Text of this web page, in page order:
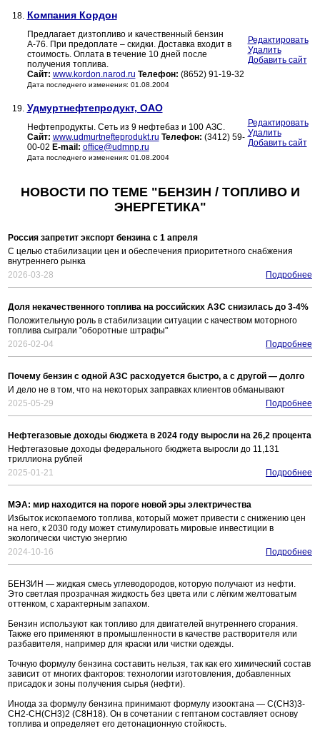
18. Компания Кордон
Предлагает дизтопливо и качественный бензин
А-76. При предоплате – скидки. Доставка входит в
стоимость. Оплата в течение 10 дней после
получения топлива.
Сайт: www.kordon.narod.ru Телефон: (8652) 91-19-32
Дата последнего изменения: 01.08.2004
Редактировать
Удалить
Добавить сайт
19. Удмуртнефтепродукт, ОАО
Нефтепродукты. Сеть из 9 нефтебаз и 100 АЗС.
Сайт: www.udmurtnefteprodukt.ru Телефон: (3412) 59-
00-02 E-mail: office@udmnp.ru
Дата последнего изменения: 01.08.2004
Редактировать
Удалить
Добавить сайт
НОВОСТИ ПО ТЕМЕ "БЕНЗИН / ТОПЛИВО И
ЭНЕРГЕТИКА"
Россия запретит экспорт бензина с 1 апреля
С целью стабилизации цен и обеспечения приоритетного снабжения
внутреннего рынка
2026-03-28
Подробнее
Доля некачественного топлива на российских АЗС снизилась до 3-4%
Положительную роль в стабилизации ситуации с качеством моторного
топлива сыграли "оборотные штрафы"
2026-02-04
Подробнее
Почему бензин с одной АЗС расходуется быстро, а с другой — долго
И дело не в том, что на некоторых заправках клиентов обманывают
2025-05-29
Подробнее
Нефтегазовые доходы бюджета в 2024 году выросли на 26,2 процента
Нефтегазовые доходы федерального бюджета выросли до 11,131
триллиона рублей
2025-01-21
Подробнее
МЭА: мир находится на пороге новой эры электричества
Избыток ископаемого топлива, который может привести с снижению цен
на него, к 2030 году может стимулировать мировые инвестиции в
экологически чистую энергию
2024-10-16
Подробнее
БЕНЗИН — жидкая смесь углеводородов, которую получают из нефти.
Это светлая прозрачная жидкость без цвета или с лёгким желтоватым
оттенком, с характерным запахом.
Бензин используют как топливо для двигателей внутреннего сгорания.
Также его применяют в промышленности в качестве растворителя или
разбавителя, например для краски или чистки одежды.
Точную формулу бензина составить нельзя, так как его химический состав
зависит от многих факторов: технологии изготовления, добавленных
присадок и зоны получения сырья (нефти).
Иногда за формулу бензина принимают формулу изооктана — С(СН3)3-
CH2-CH(CH3)2 (C8H18). Он в сочетании с гептаном составляет основу
топлива и определяет его детонационную стойкость.